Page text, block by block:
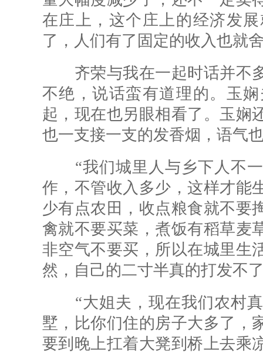
在庄上，这个庄上的经济发
了，人们有了固定的收入也就
齐荣与我在一起时话并不
不绝，说话蛮有道理的。玉
起，现在也另眼相看了。玉娴
也一支接一支的发香烟，语气
“我们城里人与乡下人不一
作，不管收入多少，这样才能
少有点农田，收点粮食就不要
禽就不要买菜，煮饭有稻草麦
非空气不要买，所以在城里生
然，自己的二寸半真的打发不
“大姐夫，现在我们农村真
墅，比你们住的房子大多了，
要到晚上扛着大凳到桥上去乘